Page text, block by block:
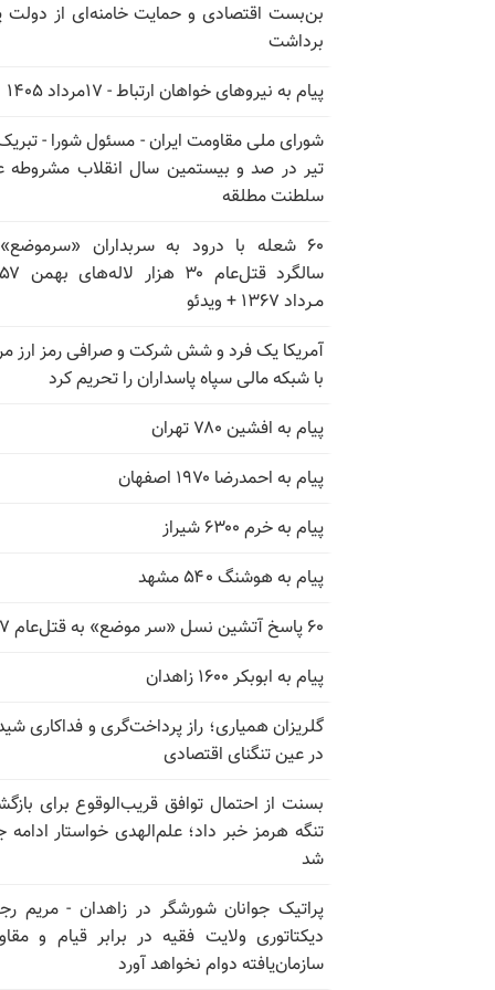
بن‌بست اقتصادی و حمایت خامنه‌ای از دولت
برداشت
پیام به نیروهای خواهان ارتباط - ۱۷مرداد ۱۴۰۵
تیر در صد و بیستمین سال انقلاب مشروطه
سلطنت مطلقه
۶۰ شعله با درود به سربداران
مـرداد ۱۳۶۷ + ویدئو
آمریکا یک فرد و شش شرکت و صرافی رمز ارز
با شبکه مالی سپاه پاسداران را تحریم کرد
پیام به افشین ۷۸۰ تهران
پیام به احمدرضا ۱۹۷۰ اصفهان
پیام به خرم ۶۳۰۰ شیراز
پیام به هوشنگ ۵۴۰ مشهد
۶۰ پاسخ آتشین نسل «سر موضع» به قتل‌عام ۶۷
پیام به ابوبکر ۱۶۰۰ زاهدان
گلریزان همیاری؛ راز پرداخت‌گری و فداکاری
در عین تنگنای اقتصادی
بسنت از احتمال توافق قریب‌الوقوع برای
تنگه هرمز خبر داد؛ علم‌الهدی خواستار
شد
پراتیک جوانان شورشگر در زاهدان - مریم
دیکتاتوری ولایت فقیه در برابر قیام و
سازمان‌یافته دوام نخواهد آورد